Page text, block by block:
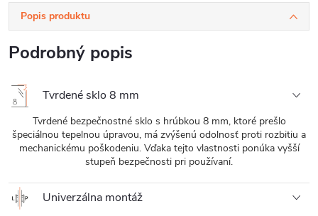
Popis produktu
Podrobný popis
Tvrdené sklo 8 mm
Tvrdené bezpečnostné sklo s hrúbkou 8 mm, ktoré prešlo
špeciálnou tepelnou úpravou, má zvýšenú odolnosť proti rozbitiu a
mechanickému poškodeniu. Vďaka tejto vlastnosti ponúka vyšší
stupeň bezpečnosti pri používaní.
Univerzálna montáž